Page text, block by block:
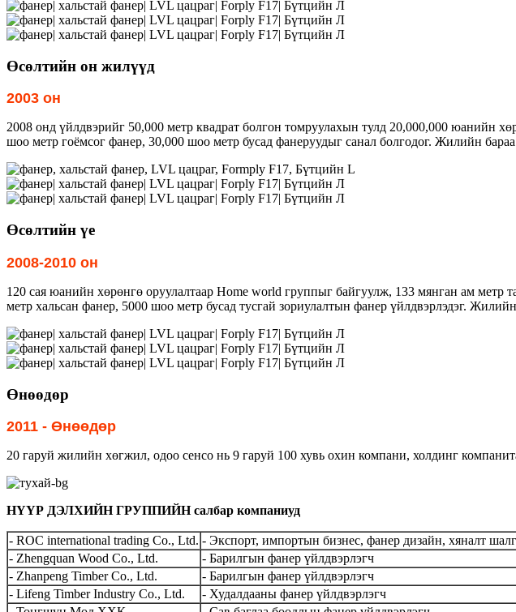
Өсөлтийн он жилүүд
2003 он
2008 онд үйлдвэрийг 50,000 метр квадрат болгон томруулахын тулд 20,000,000 юанийн
шоо метр гоёмсог фанер, 30,000 шоо метр бусад фанеруудыг санал болгодог. Жилийн
Өсөлтийн үе
2008-2010 он
120 сая юанийн хөрөнгө оруулалтаар Home world группыг байгуулж, 133 мянган ам
метр хальсан фанер, 5000 шоо метр бусад тусгай зориулалтын фанер үйлдвэрлэдэг.
Өнөөдөр
2011 - Өнөөдөр
20 гаруй жилийн хөгжил, одоо сенсо нь 9 гаруй 100 хувь охин компани, холдинг
НҮҮР ДЭЛХИЙН ГРУППИЙН салбар компаниуд
- ROC international trading Co., Ltd. - Экспорт, импортын бизнес, фанер дизайн, хяналт
- Zhengquan Wood Co., Ltd.
- Барилгын фанер үйлдвэрлэгч
- Zhanpeng Timber Co., Ltd.
- Барилгын фанер үйлдвэрлэгч
- Lifeng Timber Industry Co., Ltd.
- Худалдааны фанер үйлдвэрлэгч